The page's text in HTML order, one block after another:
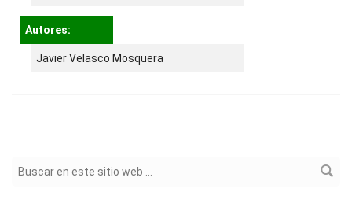
Autores:
Javier Velasco Mosquera
Formulario de búsqueda